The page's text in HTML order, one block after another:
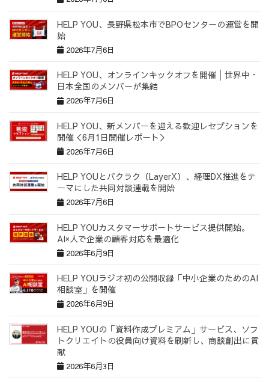
HELP YOU、長野県松本市でBPOセンターの運営を開
始
2026年7月6日
HELP YOU、オンラインキックオフを開催│世界中・
日本全国のメンバーが集結
2026年7月6日
HELP YOU、新メンバーを迎える歓迎レセプションを
開催＜6月1日開催レポート＞
2026年7月6日
HELP YOUとバクラク（LayerX）、経理DX推進をテ
ーマにした共同対談連載を開始
2026年7月6日
HELP YOUカスタマーサポートサービス提供開始。
AI×人で企業の顧客対応を最適化
2026年6月9日
HELP YOUラジオ初の公開収録「中小企業のためのAI
相談室」を開催
2026年6月9日
HELP YOUの「資料作成プレミアム」サービス、ソフ
トクリエイトの役員向け資料を刷新し、商談創出に貢
献
2026年6月3日